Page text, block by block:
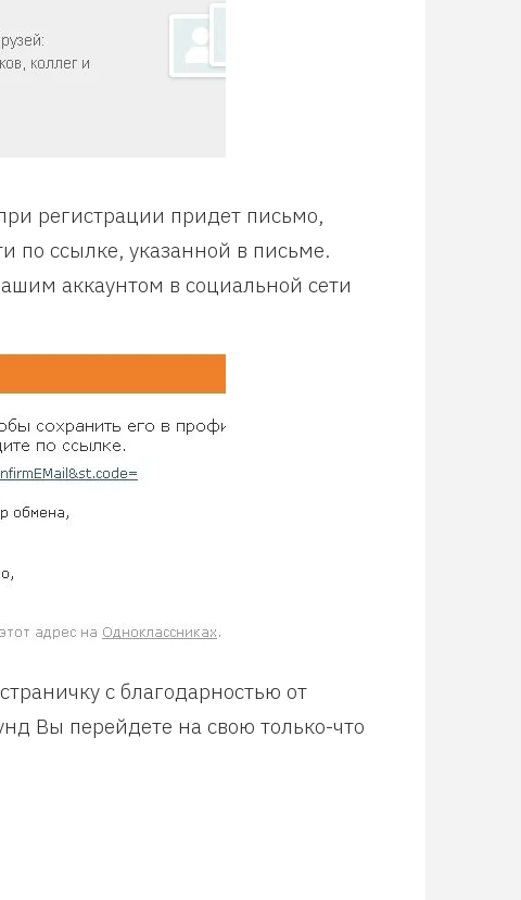
регистрации придет письмо,
по ссылке, указанной в письме.
аккаунтом в социальной сети
с благодарностью от
Вы перейдете на свою только-что